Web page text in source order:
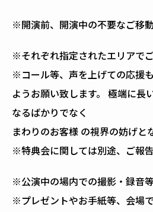
※開演前、開演中の不要なご移
※それぞれ指定されたエリアでご
※コール等、声を上げての応援
ようお願い致します。 極端に
なるばかりでなく
まわりのお客様 の視界の妨げと
※特典会に関しては別途、ご報告
※公演中の場内での撮影・録音等
※プレゼントやお手紙等、会場